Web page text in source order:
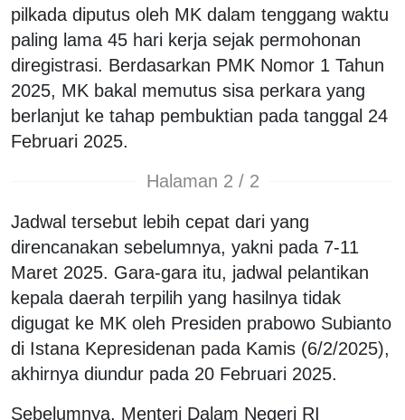
pilkada diputus oleh MK dalam tenggang waktu
paling lama 45 hari kerja sejak permohonan
diregistrasi. Berdasarkan PMK Nomor 1 Tahun
2025, MK bakal memutus sisa perkara yang
berlanjut ke tahap pembuktian pada tanggal 24
Februari 2025.
Halaman 2 / 2
Jadwal tersebut lebih cepat dari yang
direncanakan sebelumnya, yakni pada 7-11
Maret 2025. Gara-gara itu, jadwal pelantikan
kepala daerah terpilih yang hasilnya tidak
digugat ke MK oleh Presiden prabowo Subianto
di Istana Kepresidenan pada Kamis (6/2/2025),
akhirnya diundur pada 20 Februari 2025.
Sebelumnya, Menteri Dalam Negeri RI